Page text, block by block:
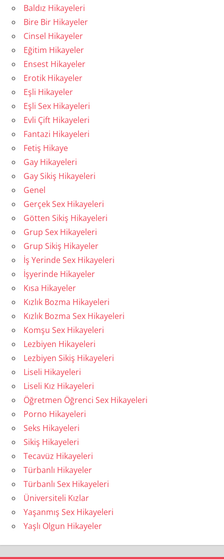
Baldız Hikayeleri
Bire Bir Hikayeler
Cinsel Hikayeler
Eğitim Hikayeler
Ensest Hikayeler
Erotik Hikayeler
Eşli Hikayeler
Eşli Sex Hikayeleri
Evli Çift Hikayeleri
Fantazi Hikayeleri
Fetiş Hikaye
Gay Hikayeleri
Gay Sikiş Hikayeleri
Genel
Gerçek Sex Hikayeleri
Götten Sikiş Hikayeleri
Grup Sex Hikayeleri
Grup Sikiş Hikayeler
İş Yerinde Sex Hikayeleri
İşyerinde Hikayeler
Kısa Hikayeler
Kızlık Bozma Hikayeleri
Kızlık Bozma Sex Hikayeleri
Komşu Sex Hikayeleri
Lezbiyen Hikayeleri
Lezbiyen Sikiş Hikayeleri
Liseli Hikayeleri
Liseli Kız Hikayeleri
Öğretmen Öğrenci Sex Hikayeleri
Porno Hikayeleri
Seks Hikayeleri
Sikiş Hikayeleri
Tecavüz Hikayeleri
Türbanlı Hikayeler
Türbanlı Sex Hikayeleri
Üniversiteli Kızlar
Yaşanmış Sex Hikayeleri
Yaşlı Olgun Hikayeler